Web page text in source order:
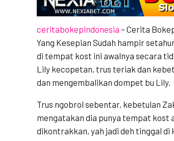
ceritabokepindonesia – Cerita
Yang Kesepian Sudah hampir
di tempat kost ini awalnya secara
Lily kecopetan, trus teriak dan
dan mengembalikan dompet bu Lily.
Trus ngobrol sebentar, kebetulan
mengatakan dia punya tempat kost
dikontrakkan, yah jadi deh tinggal di